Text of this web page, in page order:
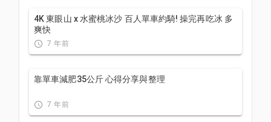
4K 東眼山 x 水蜜桃冰沙 百人單車約騎! 操完再吃冰 多
爽快
7 年前
靠單車減肥35公斤 心得分享與整理
7 年前